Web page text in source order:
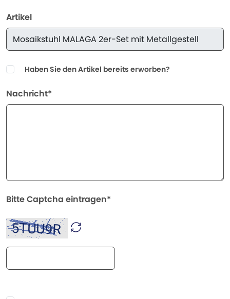
Artikel
Haben Sie den Artikel bereits erworben?
Nachricht*
Bitte Captcha eintragen*